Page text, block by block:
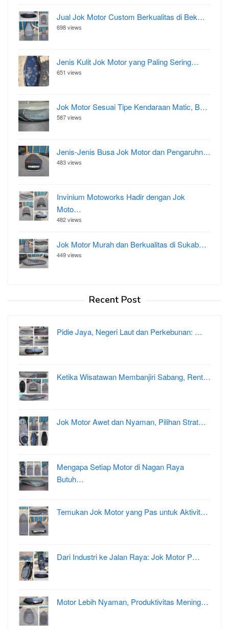
Jual Jok Motor Custom Berkualitas di Bek…
698 views
Jenis Kulit Jok Motor yang Paling Sering…
651 views
Jok Motor Sesuai Tipe Kendaraan Matic, B…
587 views
Jenis-Jenis Busa Jok Motor dan Pengaruhn…
483 views
Invinium Motoworks Hadir dengan Jok
Moto…
482 views
Jok Motor Murah dan Berkualitas di Sukab…
449 views
Recent Post
Pidie Jaya, Negeri Laut dan Perkebunan: …
Ketika Wisatawan Membanjiri Sabang, Rent…
Jok Motor Awet dan Nyaman, Pilihan Strat…
Mengapa Setiap Motor di Nagan Raya
Butuh…
Temukan Jok Motor yang Pas untuk Aktivit…
Dari Industri ke Jalan Raya: Jok Motor P…
Motor Lebih Nyaman, Produktivitas Mening…